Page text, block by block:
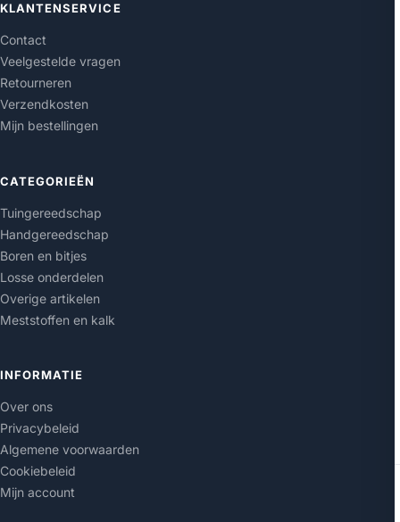
KLANTENSERVICE
Contact
Veelgestelde vragen
Retourneren
Verzendkosten
Mijn bestellingen
CATEGORIEËN
Tuingereedschap
Handgereedschap
Boren en bitjes
Losse onderdelen
Overige artikelen
Meststoffen en kalk
INFORMATIE
Over ons
Privacybeleid
Algemene voorwaarden
Cookiebeleid
Mijn account